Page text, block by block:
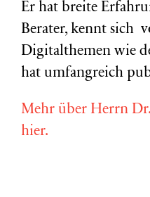
Er hat breite
Berater, kennt sich
Digitalthemen wie
hat umfangreich
Mehr über Herrn
hier.